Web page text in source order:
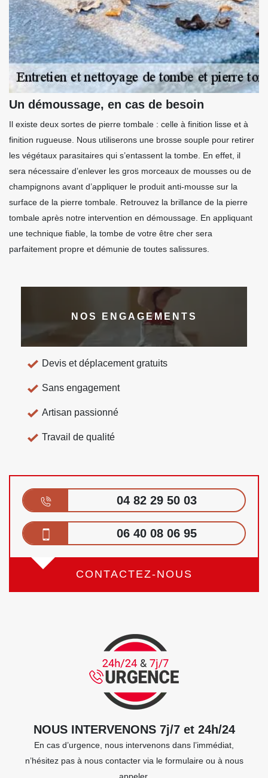
Un démoussage, en cas de besoin
Il existe deux sortes de pierre tombale : celle à finition lisse et à
finition rugueuse. Nous utiliserons une brosse souple pour retirer
les végétaux parasitaires qui s’entassent la tombe. En effet, il
sera nécessaire d’enlever les gros morceaux de mousses ou de
champignons avant d’appliquer le produit anti-mousse sur la
surface de la pierre tombale. Retrouvez la brillance de la pierre
tombale après notre intervention en démoussage. En appliquant
une technique fiable, la tombe de votre être cher sera
parfaitement propre et démunie de toutes salissures.
NOS ENGAGEMENTS
Devis et déplacement gratuits
Sans engagement
Artisan passionné
Travail de qualité
04 82 29 50 03
06 40 08 06 95
CONTACTEZ-NOUS
NOUS INTERVENONS 7j/7 et 24h/24
En cas d’urgence, nous intervenons dans l’immédiat,
n’hésitez pas à nous contacter via le formulaire ou à nous